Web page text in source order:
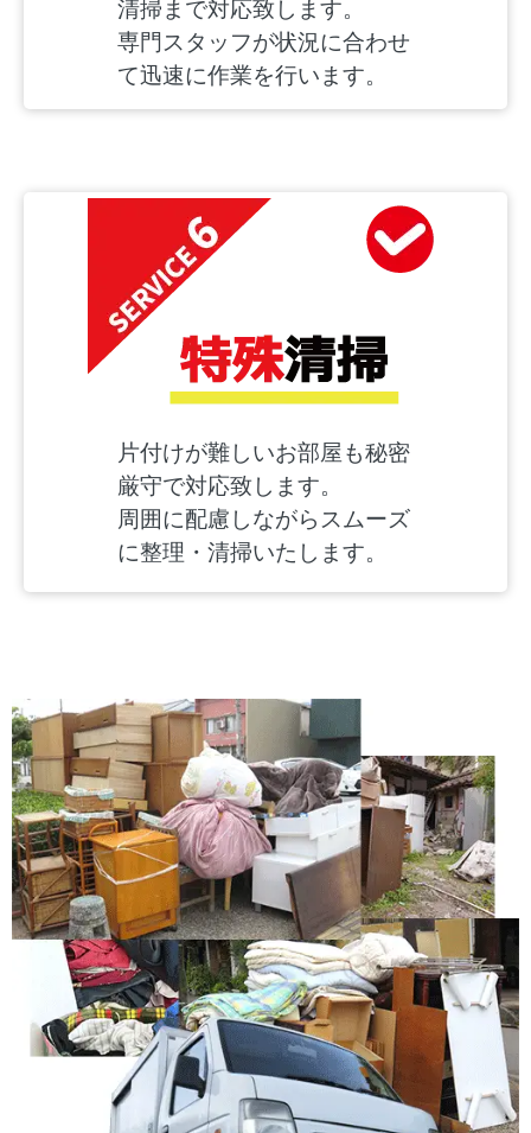
清掃まで対応致します。
専門スタッフが状況に合わせ
て迅速に作業を行います。
片付けが難しいお部屋も秘密
厳守で対応致します。
周囲に配慮しながらスムーズ
に整理・清掃いたします。